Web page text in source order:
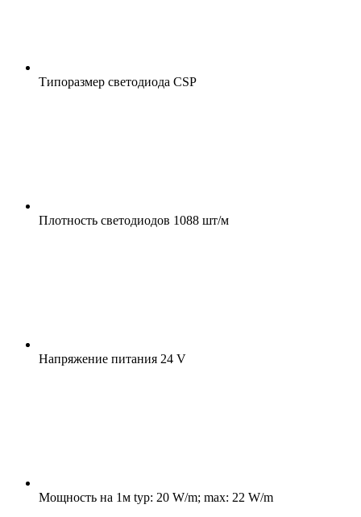
Типоразмер светодиода CSP
Плотность светодиодов 1088 шт/м
Напряжение питания 24 V
Мощность на 1м typ: 20 W/m; max: 22 W/m